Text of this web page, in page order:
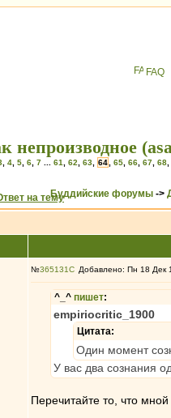
FAQ
непроизводное
4 5 6 7 61 62 63 64 65 66 67 68
Буддийские форумы ->
№365131 Добавлено: Пн 18 Дек
^_^ пишет:
empiriocritic_1900
Цитата:
Один момент
У вас два сознания
Перечитайте то, что мной